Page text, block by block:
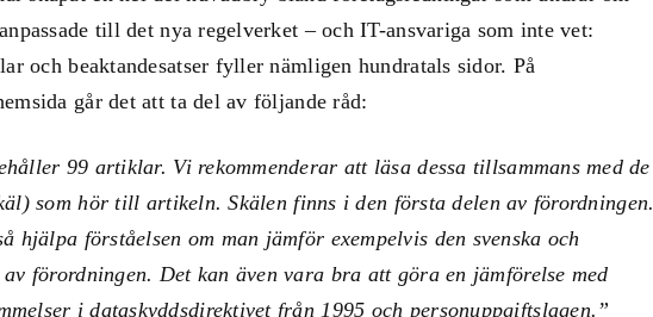
till det nya regelverket – och IT-ansvariga som inte vet:
och beaktandesatser fyller nämligen hundratals sidor. På
går det att ta del av följande råd:
99 artiklar. Vi rekommenderar att läsa dessa tillsammans med de
som hör till artikeln. Skälen finns i den första delen av förordningen.
hjälpa förståelsen om man jämför exempelvis den svenska och
av förordningen. Det kan även vara bra att göra en jämförelse med
i dataskyddsdirektivet från 1995 och personuppgiftslagen.”